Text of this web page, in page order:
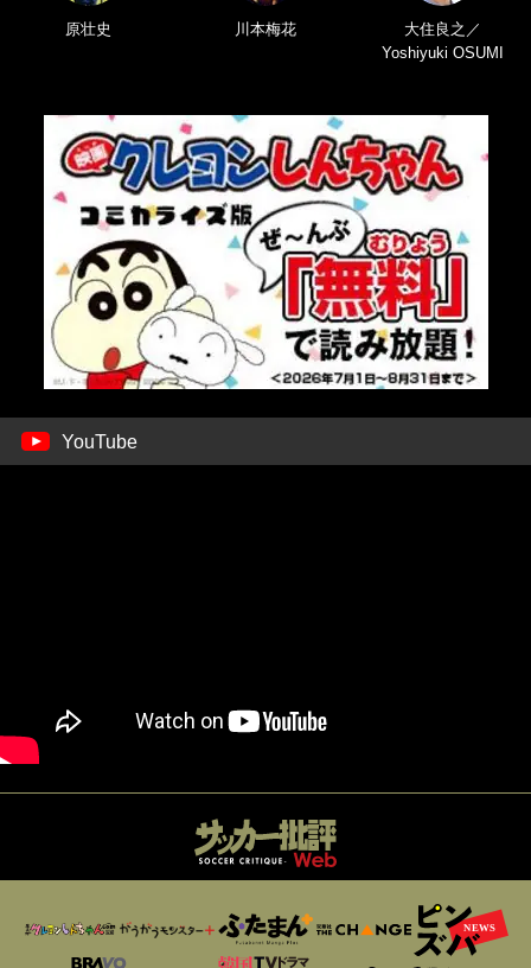
原壮史 川本梅花
大住良之／
Yoshiyuki OSUMI
YouTube